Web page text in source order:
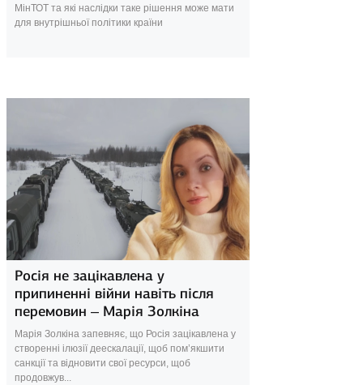
МінТОТ та які наслідки таке рішення може мати
для внутрішньої політики країни
23 січня 2025
Росія не зацікавлена у
припиненні війни навіть після
перемовин – Марія Золкіна
Марія Золкіна запевняє, що Росія зацікавлена у
створенні ілюзії деескалації, щоб пом’якшити
санкції та відновити свої ресурси, щоб
продовжув...